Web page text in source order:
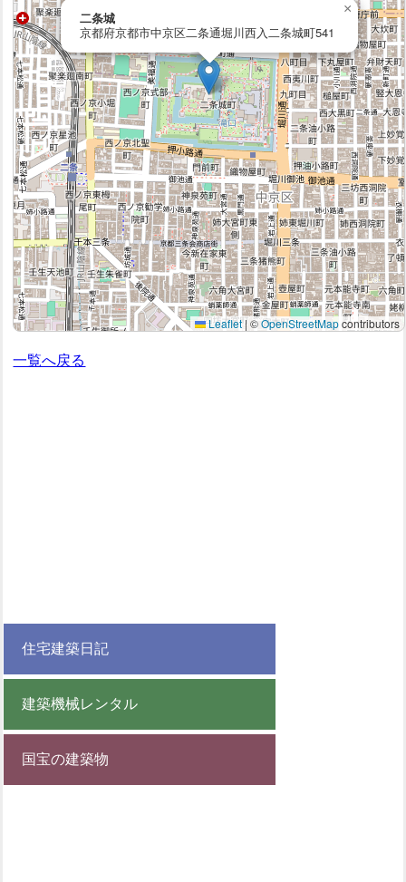
二条城
京都府京都市中京区二条通堀川西入二条城町541
×
Leaflet|©OpenStreetMapcontributors
一覧へ戻る
住宅建築日記
建築機械レンタル
国宝の建築物